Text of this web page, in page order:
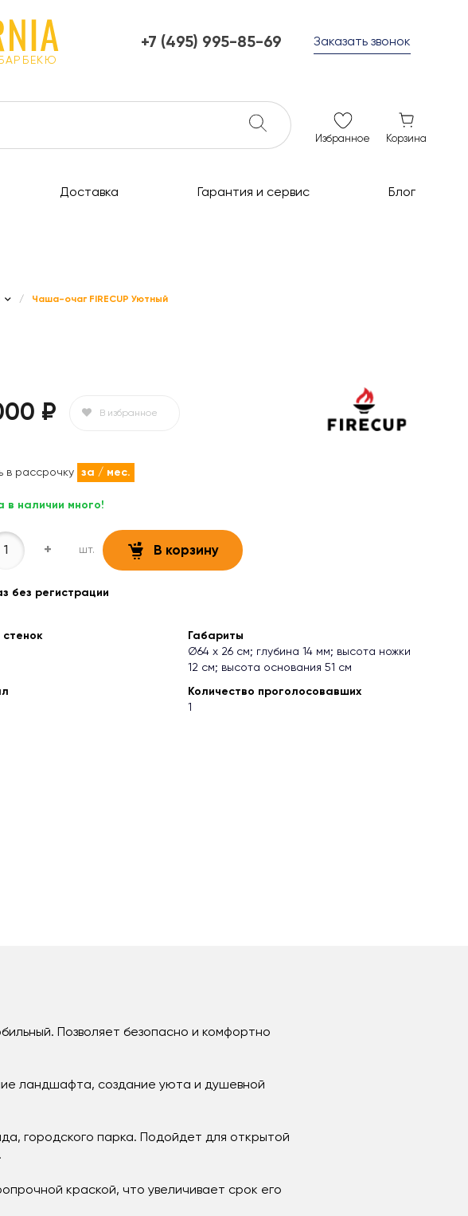
+7 (495) 995-85-69
ежедневно с 10 до 21
Заказать звонок
Избранное Корзина
Доставка Гарантия и сервис Блог
/ Чаша-очаг FIRECUP Уютный
₽ В избранное
в рассрочку за / мес.
в наличии много!
+ шт. В корзину
без регистрации
Габариты
Ø64 х 26 см; глубина 14 мм; высота ножки
12 см; высота основания 51 см
Количество проголосовавших
1
Позволяет безопасно и комфортно
ландшафта, создание уюта и душевной
городского парка. Подойдет для открытой
краской, что увеличивает срок его